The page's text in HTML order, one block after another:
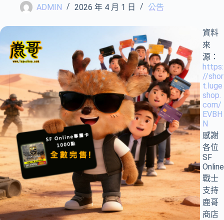
ADMIN 2026 年 4 月 1 日 公告
資料
來
源：
https:
//shor
t.luge
shop.
com/
EVBH
N
感謝
各位
SF
Online
戰士
支持
鹿哥
商店